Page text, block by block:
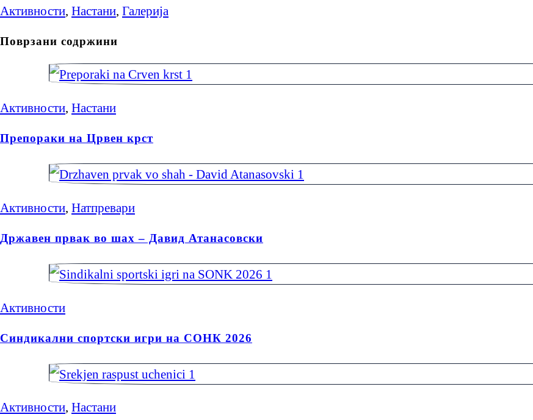
Активности, Настани, Галерија
Поврзани содржини
Активности, Настани
Препораки на Црвен крст
Активности, Натпревари
Државен првак во шах – Давид Атанасовски
Активности
Синдикални спортски игри на СОНК 2026
Активности, Настани